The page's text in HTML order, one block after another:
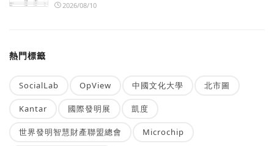
2026/08/10
熱門標籤
SocialLab OpView 中國文化大學 北市圖
Kantar 國際發明展 凱度
世界發明智慧財產聯盟總會 Microchip